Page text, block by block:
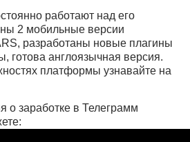
работают над его
2 мобильные версии
разработаны новые плагины
готова англоязычная версия.
платформы узнавайте на
о заработке в Телеграмм